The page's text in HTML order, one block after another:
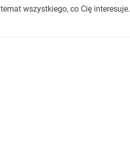
temat wszystkiego, co Cię interesuje.